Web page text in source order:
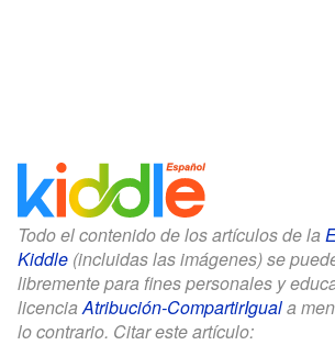
Todo el contenido de los artículos de la
Kiddle (incluidas las imágenes) se
libremente para fines personales y
licenciaAtribución-CompartirIguala
lo contrario. Citar este artículo: